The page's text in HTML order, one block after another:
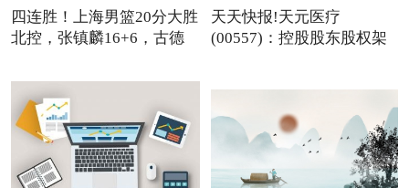
四连胜！上海男篮20分大胜
北控，张镇麟16+6，古德
天天快报!天元医疗
(00557)：控股股东股权架